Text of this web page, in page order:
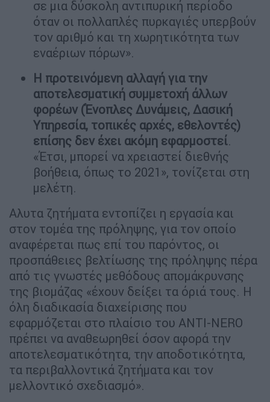
σε μια δύσκολη αντιπυρική περίοδο
όταν οι πολλαπλές πυρκαγιές υπερβούν
τον αριθμό και τη χωρητικότητα των
εναέριων πόρων».
Η προτεινόμενη αλλαγή για την
αποτελεσματική συμμετοχή άλλων
φορέων (Ένοπλες Δυνάμεις, Δασική
Υπηρεσία, τοπικές αρχές, εθελοντές)
επίσης δεν έχει ακόμη εφαρμοστεί.
«Έτσι, μπορεί να χρειαστεί διεθνής
βοήθεια, όπως το 2021», τονίζεται στη
μελέτη.
Αλυτα ζητήματα εντοπίζει η εργασία και
στον τομέα της πρόληψης, για τον οποίο
αναφέρεται πως επί του παρόντος, οι
προσπάθειες βελτίωσης της πρόληψης πέρα
από τις γνωστές μεθόδους απομάκρυνσης
της βιομάζας «έχουν δείξει τα όριά τους. Η
όλη διαδικασία διαχείρισης που
εφαρμόζεται στο πλαίσιο του ANTI-NERO
πρέπει να αναθεωρηθεί όσον αφορά την
αποτελεσματικότητα, την αποδοτικότητα,
τα περιβαλλοντικά ζητήματα και τον
μελλοντικό σχεδιασμό».